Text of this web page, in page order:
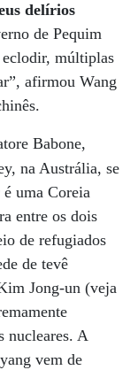
delírios
de Pequim
eclodir, múltiplas
afirmou Wang
Babone,
na Austrália, se
uma Coreia
entre os dois
de refugiados
de tevê
Jong-un (veja
nucleares. A
vem de